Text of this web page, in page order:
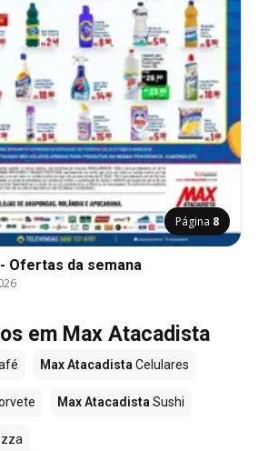
Página 8
Ofertas da semana
em Max Atacadista
Max AtacadistaCelulares
Max AtacadistaSushi